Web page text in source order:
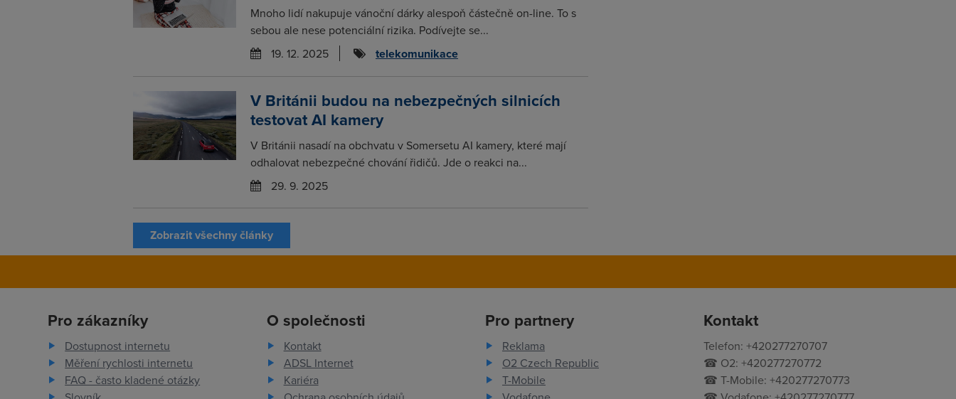
Mnoho lidí nakupuje vánoční dárky alespoň částečně on-line. To s
sebou ale nese potenciální rizika. Podívejte se...
19. 12. 2025
telekomunikace
V Británii budou na nebezpečných silnicích
testovat AI kamery
V Británii nasadí na obchvatu v Somersetu AI kamery, které mají
odhalovat nebezpečné chování řidičů. Jde o reakci na...
29. 9. 2025
Zobrazit všechny články
Pro zákazníky
Dostupnost internetu
Měření rychlosti internetu
FAQ - často kladené otázky
O společnosti
Kontakt
ADSL Internet
Kariéra
Pro partnery
Reklama
O2 Czech Republic
T-Mobile
Kontakt
Telefon: +420277270707
☎ O2: +420277270772
☎ T-Mobile: +420277270773